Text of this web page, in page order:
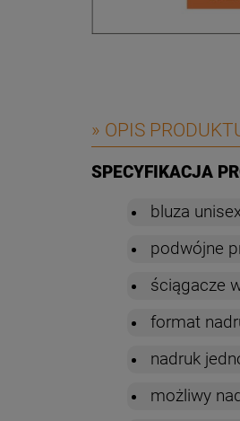
» OPIS
SPECYFIKACJA
bluza
podwójne
ściągacze
format
nadruk
możliwy